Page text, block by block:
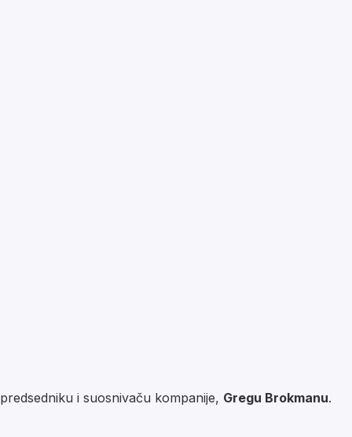
i suosnivaču kompanije, Gregu Brokmanu.